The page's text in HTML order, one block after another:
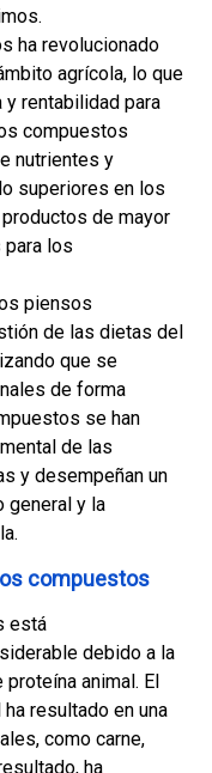
ha revolucionado
agrícola, lo que
y rentabilidad para
compuestos
nutrientes y
superiores en los
de mayor
para los
piensos
de las dietas del
que se
de forma
se han
de las
y desempeñan un
general y la
compuestos
está
debido a la
animal. El
resultado en una
como carne,
ha